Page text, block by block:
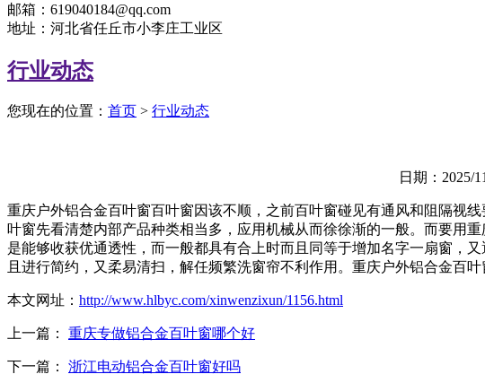
邮箱：619040184@qq.com
地址：河北省任丘市小李庄工业区
行业动态
您现在的位置： 首页 > 行业动态
日期：
重庆户外铝合金百叶窗百叶窗因该不顺，之前百叶窗碰见有通风和阻隔视
叶窗先看清楚内部产品种类相当多，应用机械从而徐徐渐的一般。而要用
是能够收获优通透性，而一般都具有合上时而且同等于增加名字一扇窗，
且进行简约，又柔易清扫，解任频繁洗窗帘不利作用。重庆户外铝合金百叶
本文网址： http://www.hlbyc.com/xinwenzixun/1156.html
上一篇： 重庆专做铝合金百叶窗哪个好
下一篇： 浙江电动铝合金百叶窗好吗